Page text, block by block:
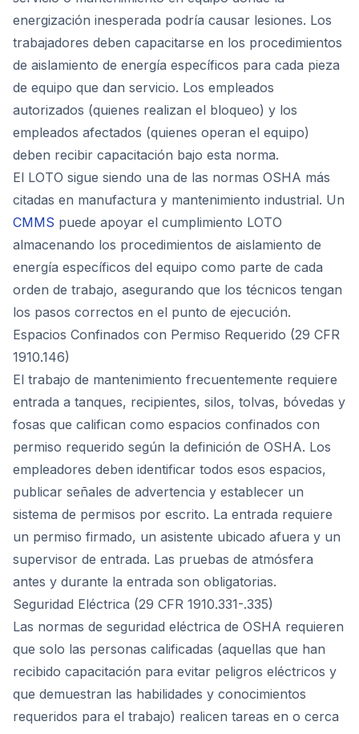
energización inesperada podría causar lesiones. Los
trabajadores deben capacitarse en los procedimientos
de aislamiento de energía específicos para cada pieza
de equipo que dan servicio. Los empleados
autorizados (quienes realizan el bloqueo) y los
empleados afectados (quienes operan el equipo)
deben recibir capacitación bajo esta norma.
El LOTO sigue siendo una de las normas OSHA más
citadas en manufactura y mantenimiento industrial. Un
CMMS puede apoyar el cumplimiento LOTO
almacenando los procedimientos de aislamiento de
energía específicos del equipo como parte de cada
orden de trabajo, asegurando que los técnicos tengan
los pasos correctos en el punto de ejecución.
Espacios Confinados con Permiso Requerido (29 CFR
1910.146)
El trabajo de mantenimiento frecuentemente requiere
entrada a tanques, recipientes, silos, tolvas, bóvedas y
fosas que califican como espacios confinados con
permiso requerido según la definición de OSHA. Los
empleadores deben identificar todos esos espacios,
publicar señales de advertencia y establecer un
sistema de permisos por escrito. La entrada requiere
un permiso firmado, un asistente ubicado afuera y un
supervisor de entrada. Las pruebas de atmósfera
antes y durante la entrada son obligatorias.
Seguridad Eléctrica (29 CFR 1910.331-.335)
Las normas de seguridad eléctrica de OSHA requieren
que solo las personas calificadas (aquellas que han
recibido capacitación para evitar peligros eléctricos y
que demuestran las habilidades y conocimientos
requeridos para el trabajo) realicen tareas en o cerca